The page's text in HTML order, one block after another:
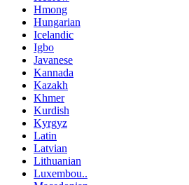
Hmong
Hungarian
Icelandic
Igbo
Javanese
Kannada
Kazakh
Khmer
Kurdish
Kyrgyz
Latin
Latvian
Lithuanian
Luxembou..